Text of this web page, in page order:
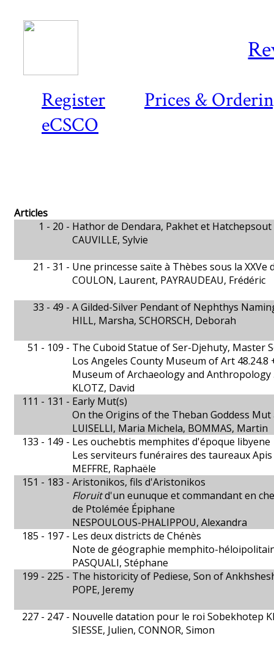
Register
Prices &
eCSCO
Articles
1 - 20 - Hathor de Dendara, Pakhet et Hatchepsout
CAUVILLE, Sylvie
21 - 31 - Une princesse saïte à Thèbes sous la XXVe
COULON, Laurent, PAYRAUDEAU, Frédéric
33 - 49 - A Gilded-Silver Pendant of Nephthys
HILL, Marsha, SCHORSCH, Deborah
51 - 109 - The Cuboid Statue of Ser-Djehuty, Master
Los Angeles County Museum of Art
Museum of Archaeology and Anthropology
KLOTZ, David
111 - 131 - Early Mut(s)
On the Origins of the Theban Goddess Mut
LUISELLI, Maria Michela, BOMMAS, Martin
133 - 149 - Les ouchebtis memphites d'époque libyene
Les serviteurs funéraires des taureaux
MEFFRE, Raphaële
151 - 183 - Aristonikos, fils d'Aristonikos
Floruitd'un eunuque et commandant en
de Ptolémée Épiphane
NESPOULOUS-PHALIPPOU, Alexandra
185 - 197 - Les deux districts de Chénès
Note de géographie memphito-
PASQUALI, Stéphane
199 - 225 - The historicity of Pediese, Son of
POPE, Jeremy
227 - 247 - Nouvelle datation pour le roi Sobekhotep
SIESSE, Julien, CONNOR, Simon